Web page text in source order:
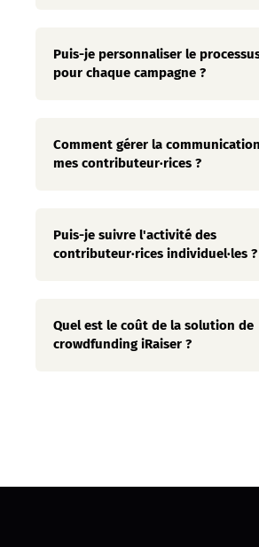
Puis-je personnaliser le
pour chaque campagne ?
Comment gérer la
mes contributeur·rices ?
Puis-je suivre l'activité des
contributeur·rices individuel·les ?
Quel est le coût de la solution de
crowdfunding iRaiser ?